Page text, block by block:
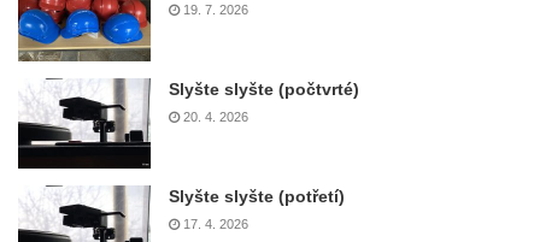
19. 7. 2026
Slyšte slyšte (počtvrté)
20. 4. 2026
Slyšte slyšte (potřetí)
17. 4. 2026